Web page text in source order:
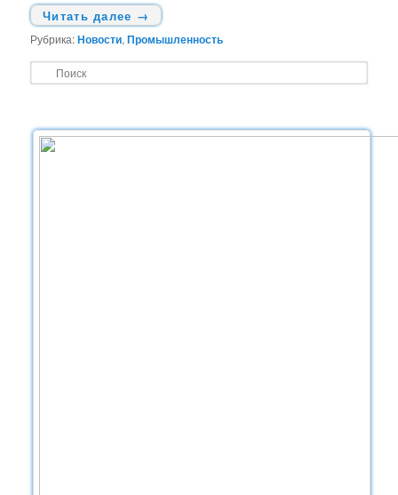
Читать далее →
Рубрика:Новости,Промышленность
о
к